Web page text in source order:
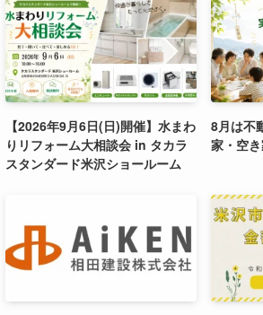
【2026年9月6日(日)開催】水まわ
りリフォーム大相談会 in タカラ
スタンダード米沢ショールーム
8月は不
家・空